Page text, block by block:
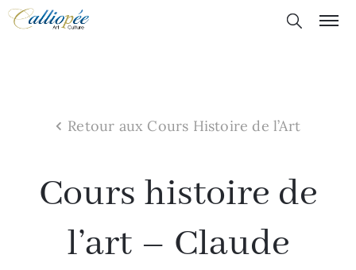
Retour aux Cours Histoire de l’Art
Cours histoire de
l’art – Claude